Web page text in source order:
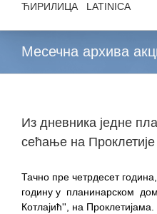
ЋИРИЛИЦА LATINICA
Месечна архива
Из дневника једне
сећање на
Тачно пре четрдесет
годину у планинарском
Котлајић'', на